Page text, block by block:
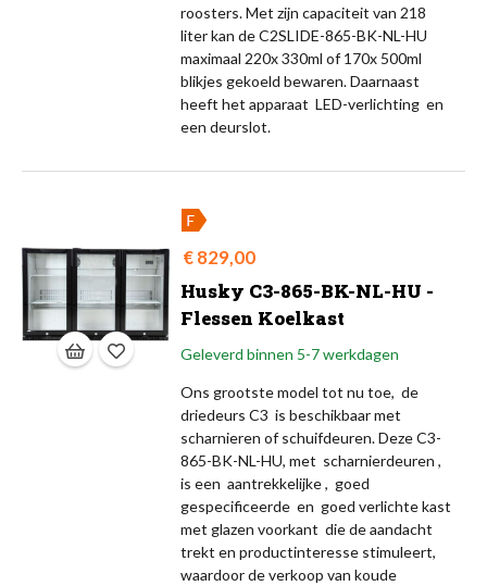
roosters. Met zijn capaciteit van 218
liter kan de C2SLIDE-865-BK-NL-HU
maximaal 220x 330ml of 170x 500ml
blikjes gekoeld bewaren. Daarnaast
heeft het apparaat LED-verlichting en
een deurslot.
Prijs
€ 829,00
Husky C3-865-BK-NL-HU -
Flessen Koelkast
Geleverd binnen 5-7 werkdagen
Ons grootste model tot nu toe, de
driedeurs C3 is beschikbaar met
scharnieren of schuifdeuren. Deze C3-
865-BK-NL-HU, met scharnierdeuren ,
is een aantrekkelijke , goed
gespecificeerde en goed verlichte kast
met glazen voorkant die de aandacht
trekt en productinteresse stimuleert,
waardoor de verkoop van koude